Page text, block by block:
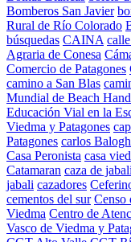
Bomberos San Javier
Rural de Río Colorado
búsquedas CAINA
Agraria de Conesa
Comercio de Patagones
camino a San Blas
Mundial de Beach
Educación Vial en la
Viedma y Patagones
Patagones carlos Balogh
Casa Peronista casa
Catamaran caza de
jabali cazadores
cementos del sur Censo
Viedma Centro de
Vasco de Viedma y